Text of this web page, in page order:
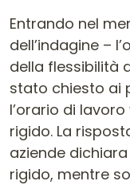
Entrando nel
dell’indagine –
della flessibilità
stato chiesto ai
l’orario di
rigido. La
aziende
rigido, mentre